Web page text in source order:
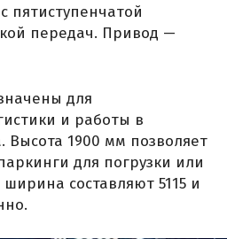
пятиступенчатой
передач. Привод —
для
и работы в
Высота 1900 мм позволяет
для погрузки или
составляют 5115 и